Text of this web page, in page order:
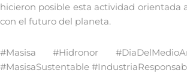
hicieron posible esta actividad
con el futuro del planeta.
#Masisa #Hidronor
#MasisaSustentable